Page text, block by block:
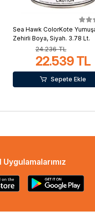
Sea Hawk ColorKote
Zehirli Boya, Siyah. 3.78 Lt.
24.236 TL
22.539 TL
Sepete Ekle
Uygulamalarımız